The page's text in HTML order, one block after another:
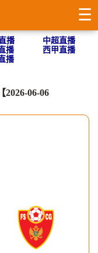
☰
播
中超直播
播
西甲直播
播
06-06